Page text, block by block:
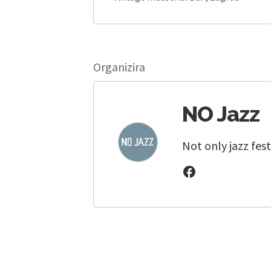
Organizira
NO Jazz
Not only jazz